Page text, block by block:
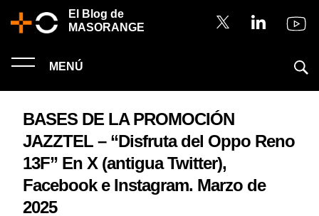
El Blog de
MASORANGE
MENÚ
BASES DE LA PROMOCIÓN
JAZZTEL – “Disfruta del Oppo Reno
13F” En X (antigua Twitter),
Facebook e Instagram. Marzo de
2025